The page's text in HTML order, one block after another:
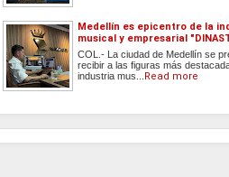
Medellín es epicentro de la
musical y empresarial
COL.- La ciudad de Medellín se
recibir a las figuras más
industria mus...
Read more